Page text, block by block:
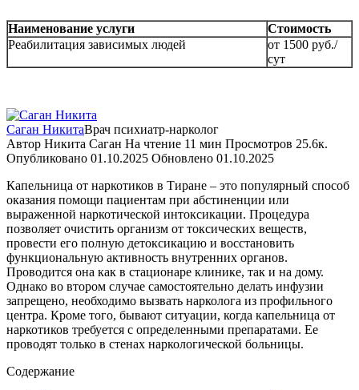
Наименование услуги
Стоимость
Реабилитация зависимых людей
от 1500 руб./
сут
Саган НикитаВрач психиатр-нарколог
Автор Никита Саган На чтение 11 мин Просмотров 25.6к.
Опубликовано 01.10.2025 Обновлено 01.10.2025
Капельница от наркотиков в Тиране – это популярный способ
оказания помощи пациентам при абстиненции или
выраженной наркотической интоксикации. Процедура
позволяет очистить организм от токсических веществ,
провести его полную детоксикацию и восстановить
функциональную активность внутренних органов.
Проводится она как в стационаре клинике, так и на дому.
Однако во втором случае самостоятельно делать инфузии
запрещено, необходимо вызвать нарколога из профильного
центра. Кроме того, бывают ситуации, когда капельница от
наркотиков требуется с определенными препаратами. Ее
проводят только в стенах наркологической больницы.
Содержание